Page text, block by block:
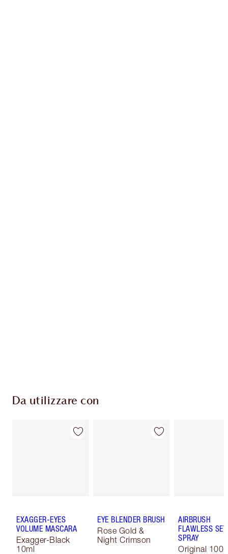
Da utilizzare con
EXAGGER-EYES
VOLUME MASCARA
Exagger-Black
10ml
EYE BLENDER BRUSH
Rose Gold &
Night Crimson
AIRBRUSH
FLAWLESS
SPRAY
Original 100